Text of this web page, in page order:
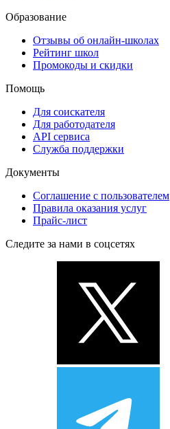
Образование
Отзывы об онлайн-школах
Рейтинг школ
Промокоды и скидки
Помощь
Для соискателя
Для работодателя
API сервиса
Служба поддержки
Документы
Соглашение с пользователем
Правила оказания услуг
Прайс-лист
Следите за нами в соцсетях